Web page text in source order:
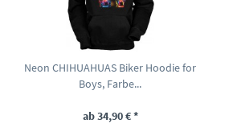
Neon CHIHUAHUAS Biker Hoodie for
Boys, Farbe...
ab 34,90 € *